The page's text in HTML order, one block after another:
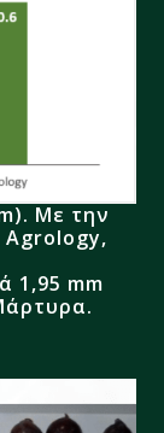
. Με την
Agrology,
1,95 mm